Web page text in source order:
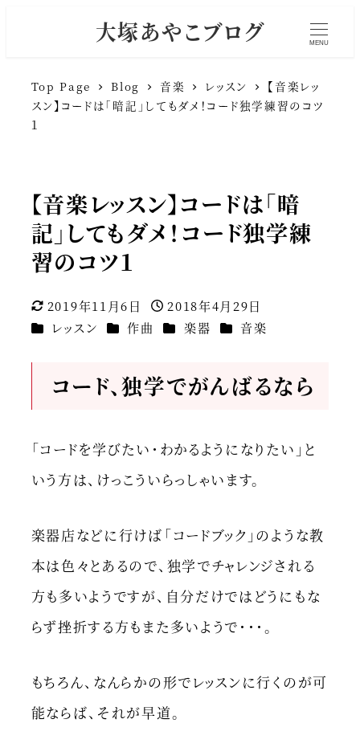
大塚あやこブログ MENU
Top Page Blog 音楽 レッスン
【音楽レッ
スン】コードは「暗記」してもダメ！コード独学練習のコツ
１
【音楽レッスン】コードは「暗
記」してもダメ！コード独学練
習のコツ１
更新日
2019年11月6日
投稿日
2018年4月29日
カテゴリー
レッスン カテゴリー
作曲 カテゴリー
楽器 カテゴリー
音楽
コード、独学でがんばるなら
「コードを学びたい・わかるようになりたい」と
いう方は、けっこういらっしゃいます。
楽器店などに行けば「コードブック」のような教
本は色々とあるので、独学でチャレンジされる
方も多いようですが、自分だけではどうにもな
らず挫折する方もまた多いようで・・・。
もちろん、なんらかの形でレッスンに行くのが可
能ならば、それが早道。